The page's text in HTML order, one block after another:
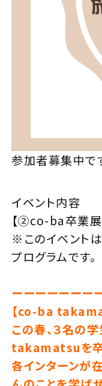
参加者募集中で
イベント内容
【②co-ba卒業展
※このイベント
プログラムです。
ーーーーーーー
【co-ba
この春、３名の
takamatsuを卒
各インターンが